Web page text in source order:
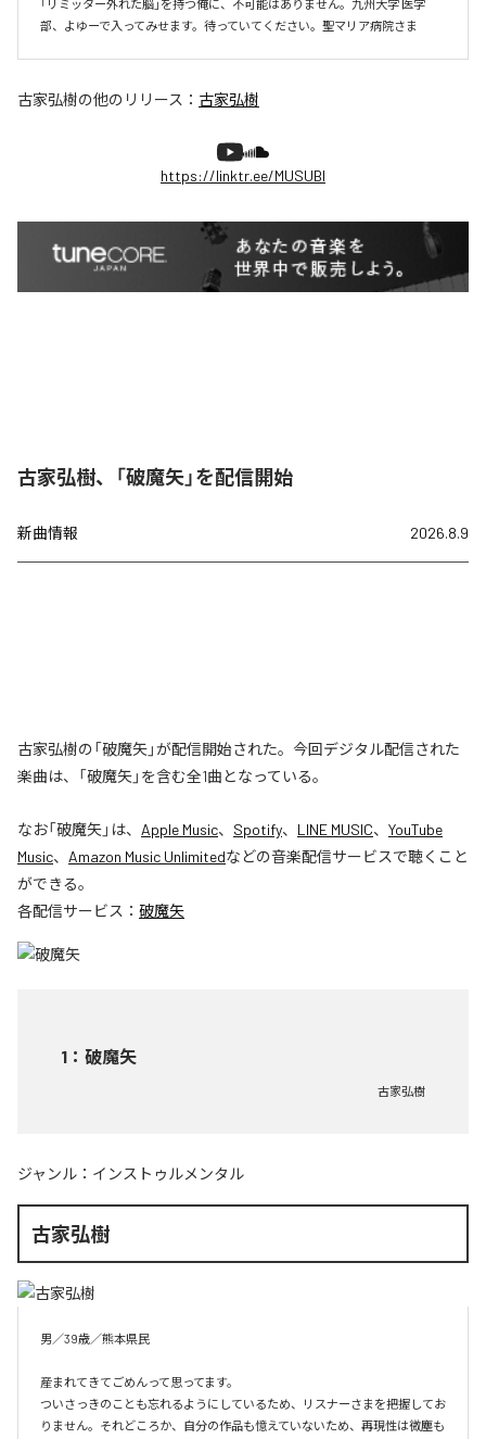
「リミッター外れた脳」を持つ俺に、不可能はありません。九州大学 医学
部、よゆーで入ってみせます。待っていてください。聖マリア病院さま
古家弘樹の他のリリース： 古家弘樹
https://linktr.ee/MUSUBI
古家弘樹、「破魔矢」を配信開始
新曲情報 2026.8.9
古家弘樹の「破魔矢」が配信開始された。今回デジタル配信された
楽曲は、「破魔矢」を含む全1曲となっている。
なお「破魔矢」は、 Apple Music、 Spotify、 LINE MUSIC、 YouTube
Music、 Amazon Music Unlimitedなどの音楽配信サービスで聴くこと
ができる。
各配信サービス： 破魔矢
1 ： 破魔矢
古家弘樹
ジャンル： インストゥルメンタル
古家弘樹
男／39歳／熊本県民
産まれてきてごめんって思ってます。
ついさっきのことも忘れるようにしているため、リスナーさまを把握してお
りません。それどころか、自分の作品も憶えていないため、再現性は微塵も